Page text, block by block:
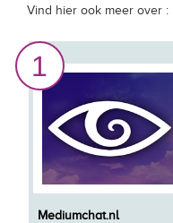
Vind hier ook meer over :
1
Mediumchat.nl